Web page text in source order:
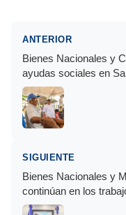
ANTERIOR
Bienes Nacionales y
ayudas sociales en
SIGUIENTE
Bienes Nacionales y
continúan en los